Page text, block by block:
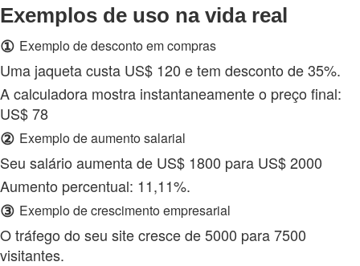
Exemplos de uso na vida real
① Exemplo de desconto em compras
Uma jaqueta custa US$ 120 e tem desconto de 35%.
A calculadora mostra instantaneamente o preço final:
US$ 78
② Exemplo de aumento salarial
Seu salário aumenta de US$ 1800 para US$ 2000
Aumento percentual: 11,11%.
③ Exemplo de crescimento empresarial
O tráfego do seu site cresce de 5000 para 7500
visitantes.